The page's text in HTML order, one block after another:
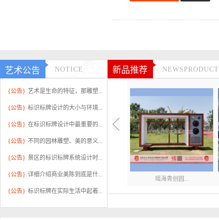
艺术公告 NOTICE
{公告} 艺术是生命的特征，那雕塑...
{公告} 标识标牌设计的大小与环境...
{公告} 在标识标牌设计中最重要的...
{公告} 不同的园林雕塑、美的意义...
{公告} 景区的标识标牌系统设计时...
{公告} 详细介绍商业美陈到底是什...
{公告} 标识标牌在实际生活中起着...
新品推荐 NEWSPRODUCT
瑶海青创园...